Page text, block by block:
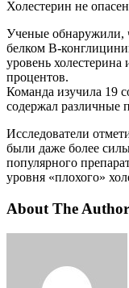
Холестерин не
Ученые обнаружили,
белком B-
уровень
процентов.
Команда изучила 19
содержал различные
Исследователи
были даже более
популярного
уровня «плохого»
About The Author